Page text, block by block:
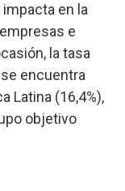
en la
e
la tasa
encuentra
Latina (16,4%),
objetivo